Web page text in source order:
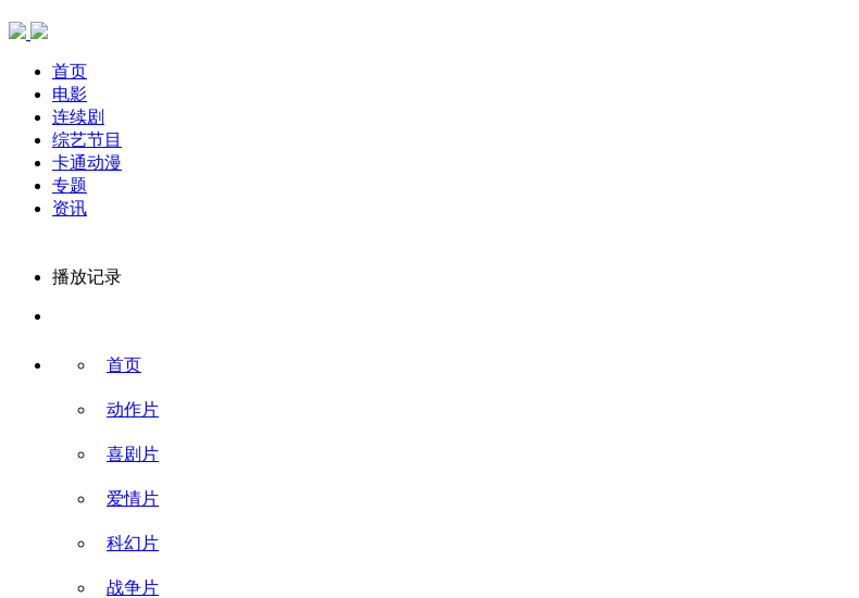
首页
电影
连续剧
综艺节目
卡通动漫
专题
资讯
播放记录
首页
动作片
喜剧片
爱情片
科幻片
战争片